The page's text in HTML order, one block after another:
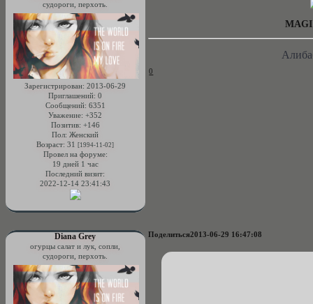
судороги, перхоть.
Зарегистрирован: 2013-06-29
Приглашений: 0
Сообщений: 6351
Уважение: +352
Позитив: +146
Пол: Женский
Возраст: 31[1994-11-02]
Провел на форуме:
19 дней 1 час
Последний визит:
2022-12-14 23:41:43
MAGI
0
Поделиться2013-06-29 16:47:08
Diana Grey
огурцы салат и лук, сопли,
судороги, перхоть.